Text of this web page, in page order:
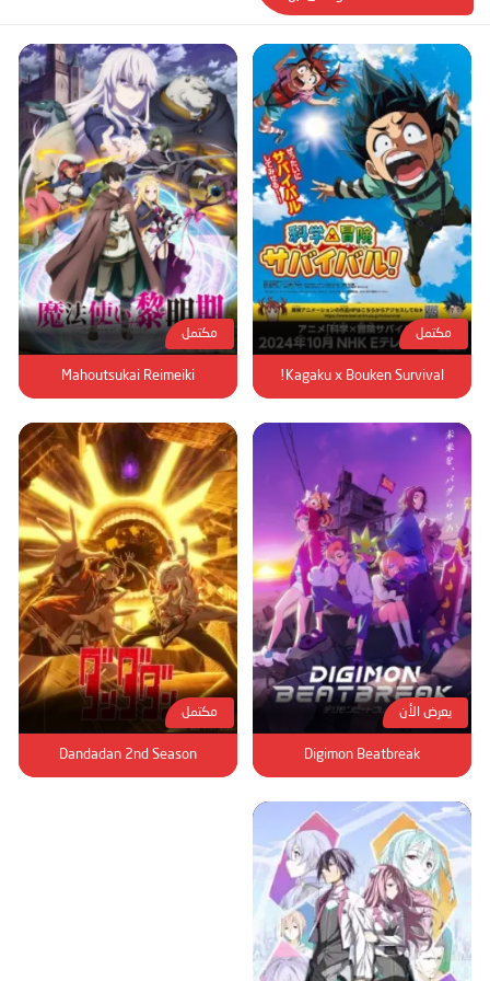
مكتمل
Kagaku x Bouken Survival!
مكتمل
Mahoutsukai Reimeiki
يعرض الأن
Digimon Beatbreak
مكتمل
Dandadan 2nd Season